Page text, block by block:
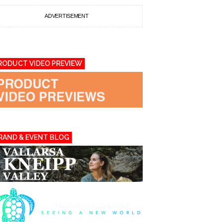
ADVERTISEMENT
VIDEO PREVIEW
& EVENT BLOG